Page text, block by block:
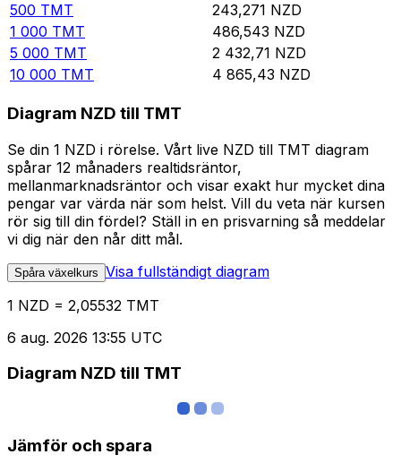
500 TMT 243,271 NZD
1 000 TMT 486,543 NZD
5 000 TMT 2 432,71 NZD
10 000 TMT 4 865,43 NZD
Diagram NZD till TMT
Se din 1 NZD i rörelse. Vårt live NZD till TMT diagram
spårar 12 månaders realtidsräntor,
mellanmarknadsräntor och visar exakt hur mycket dina
pengar var värda när som helst. Vill du veta när kursen
rör sig till din fördel? Ställ in en prisvarning så meddelar
vi dig när den når ditt mål.
Spåra växelkurs Visa fullständigt diagram
1 NZD = 2,05532 TMT
6 aug. 2026 13:55 UTC
Diagram NZD till TMT
Jämför och spara